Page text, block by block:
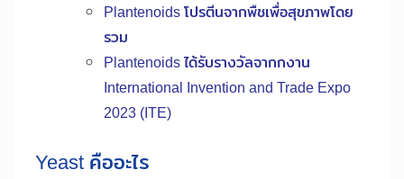
Plantenoids โปรตีนจากพืชเพื่อสุขภาพโดย
รวม
Plantenoids ได้รับรางวัลจากกงาน
International Invention and Trade Expo
2023 (ITE)
Yeast คืออะไร